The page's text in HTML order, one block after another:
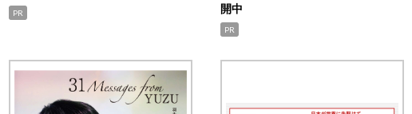
PR
開中
PR